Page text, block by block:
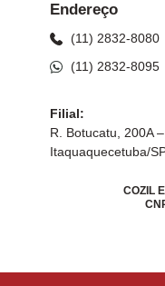
Endereço
(11) 2832-8080
(11) 2832-8095
Filial:
R. Botucatu, 200A
Itaquaquecetuba/
COZIL